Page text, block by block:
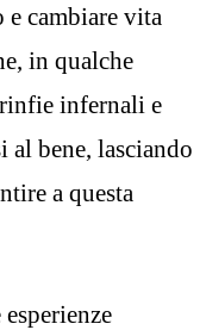
cambiare vita
in qualche
infernali e
bene, lasciando
a questa